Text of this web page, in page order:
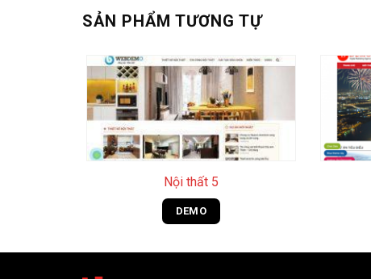
SẢN PHẨM TƯƠNG TỰ
+
Nội thất 5
DEMO
+